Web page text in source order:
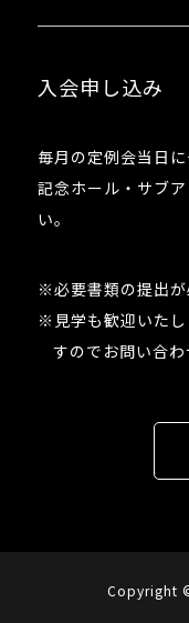
入会申し込み
毎月の定例会当日
記念ホール・サブ
い。
※必要書類の提出が
※見学も歓迎いたし
すのでお問い合わ
Copyright